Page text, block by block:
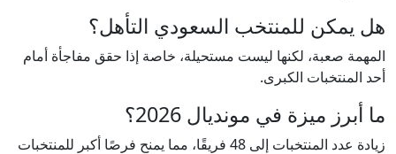
هل يمكن للمنتخب السعودي التأهل؟
المهمة صعبة، لكنها ليست مستحيلة، خاصة إذا حقق مفاجأة أمام
أحد المنتخبات الكبرى.
ما أبرز ميزة في مونديال 2026؟
زيادة عدد المنتخبات إلى 48 فريقًا، مما يمنح فرصًا أكبر للمنتخبات